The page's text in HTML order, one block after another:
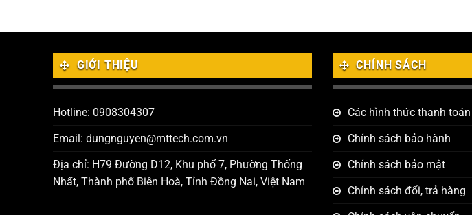
GIỚI THIỆU
Hotline: 0908304307
Email: dungnguyen@mttech.com.vn
Địa chỉ: H79 Đường D12, Khu phố 7, Phường Thống
Nhất, Thành phố Biên Hoà, Tỉnh Đồng Nai, Việt Nam
CHÍNH SÁCH
Các hình thức thanh toán
Chính sách bảo hành
Chính sách bảo mật
Chính sách đổi, trả hàng